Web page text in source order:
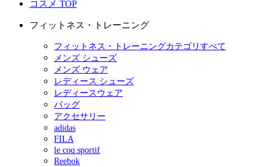
コスメ TOP
フィットネス・トレーニング
フィットネス・トレーニングカテゴリすべて
メンズ シューズ
メンズ ウェア
レディース シューズ
レディースウェア
バッグ
アクセサリー
adidas
FILA
le coq sportif
Reebok